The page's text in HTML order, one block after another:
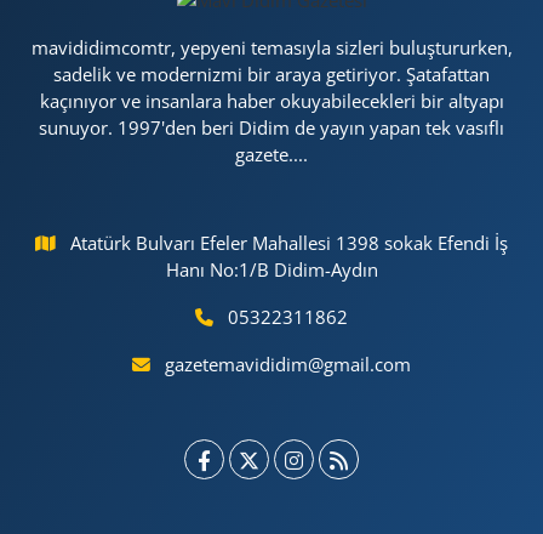
mavididimcomtr, yepyeni temasıyla sizleri buluştururken,
sadelik ve modernizmi bir araya getiriyor. Şatafattan
kaçınıyor ve insanlara haber okuyabilecekleri bir altyapı
sunuyor. 1997'den beri Didim de yayın yapan tek vasıflı
gazete....
Atatürk Bulvarı Efeler Mahallesi 1398 sokak Efendi İş
Hanı No:1/B Didim-Aydın
05322311862
gazetemavididim@gmail.com